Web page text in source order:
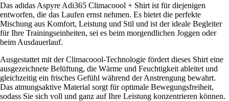
Das adidas Aspyre Adi365 Climacoool + Shirt ist für diejenigen
entworfen, die das Laufen ernst nehmen. Es bietet die perfekte
Mischung aus Komfort, Leistung und Stil und ist der ideale Begleiter
für Ihre Trainingseinheiten, sei es beim morgendlichen Joggen oder
beim Ausdauerlauf.
Ausgestattet mit der Climacoool-Technologie fördert dieses Shirt eine
ausgezeichnete Belüftung, die Wärme und Feuchtigkeit ableitet und
gleichzeitig ein frisches Gefühl während der Anstrengung bewahrt.
Das atmungsaktive Material sorgt für optimale Bewegungsfreiheit,
sodass Sie sich voll und ganz auf Ihre Leistung konzentrieren können.